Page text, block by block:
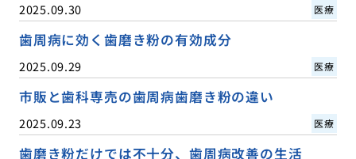
2025.09.30 医療
歯周病に効く歯磨き粉の有効成分
2025.09.29 医療
市販と歯科専売の歯周病歯磨き粉の違い
2025.09.23 医療
歯磨き粉だけでは不十分、歯周病改善の生活